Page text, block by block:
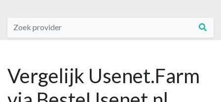
Vergelijk Usenet.Farm